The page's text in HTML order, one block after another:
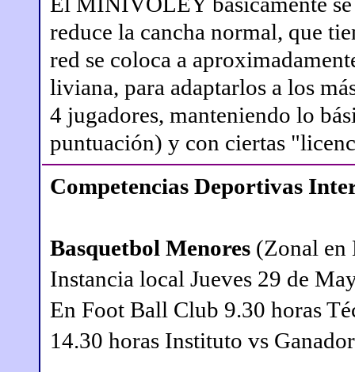
reduce la cancha normal, que
red se coloca a
liviana, para adaptarlos a los
4 jugadores, manteniendo lo
puntuación) y con ciertas
Competencias Deportivas
Basquetbol Menores (Zonal en
Instancia local Jueves 29 de
En Foot Ball Club 9.30 horas
14.30 horas Instituto vs Ganador